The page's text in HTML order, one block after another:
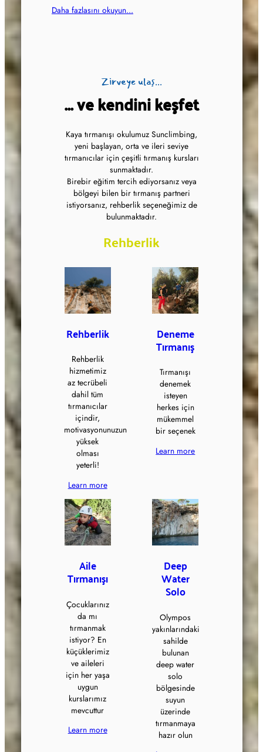
Daha fazlasını okuyun...
Zirveye ulaş...
... ve kendini keşfet
Kaya tırmanışı okulumuz Sunclimbing,
yeni başlayan, orta ve ileri seviye
tırmanıcılar için çeşitli tırmanış kursları
sunmaktadır.
Birebir eğitim tercih ediyorsanız veya
bölgeyi bilen bir tırmanış partneri
istiyorsanız, rehberlik seçeneğimiz de
bulunmaktadır.
Rehberlik
Rehberlik
Rehberlik
hizmetimiz
az tecrübeli
dahil tüm
tırmanıcılar
içindir,
motivasyonunuzun
yüksek
olması
yeterli!
Learn more
Deneme
Tırmanış
Tırmanışı
denemek
isteyen
herkes için
mükemmel
bir seçenek
Learn more
Aile
Tırmanışı
Çocuklarınız
da mı
tırmanmak
istiyor? En
küçüklerimiz
ve aileleri
için her yaşa
uygun
kurslarımız
mevcuttur
Learn more
Deep
Water
Solo
Olympos
yakınlarındaki
sahilde
bulunan
deep water
solo
bölgesinde
suyun
üzerinde
tırmanmaya
hazır olun